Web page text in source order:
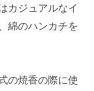
カジュアルなイ
綿のハンカチを
の焼香の際に使